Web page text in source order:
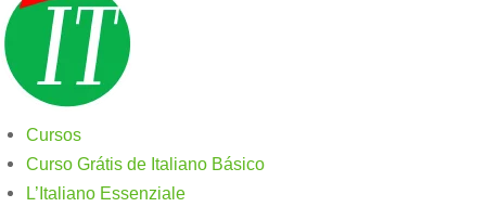
Cursos
Curso Grátis de Italiano Básico​
L’Italiano Essenziale